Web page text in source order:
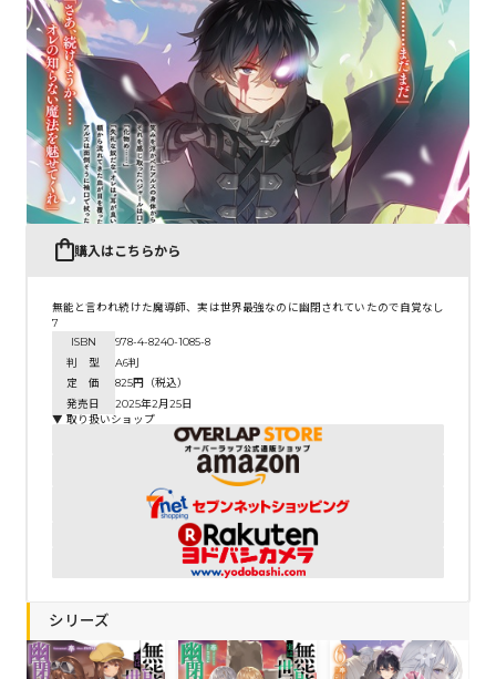
購入はこちらから
無能と言われ続けた魔導師、実は世界最強なのに幽閉されていたので自覚なし
7
ISBN
978-4-8240-1085-8
判 型
A6判
定 価
825円（税込）
発売日
2025年2月25日
▼ 取り扱いショップ
シリーズ